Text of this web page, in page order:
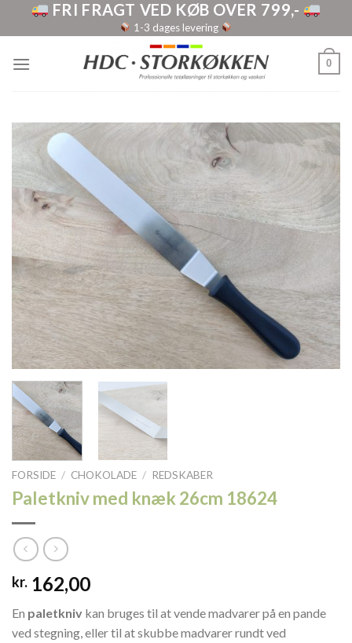
FRI FRAGT VED KØB OVER 799,-
1-3 dages levering
0
FORSIDE / CHOKOLADE / REDSKABER
Paletkniv med knæk 26cm 18624
kr. 162,00
En paletkniv kan bruges til at vende madvarer på en pande
ved stegning, eller til at skubbe madvarer rundt ved